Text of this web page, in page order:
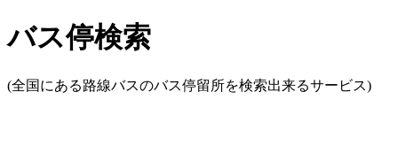
バス停検索
(全国にある路線バスのバス停留所を検索出来るサービス)